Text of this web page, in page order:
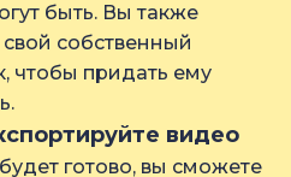
быть. Вы также
собственный
чтобы придать ему
видео
готово, вы сможете